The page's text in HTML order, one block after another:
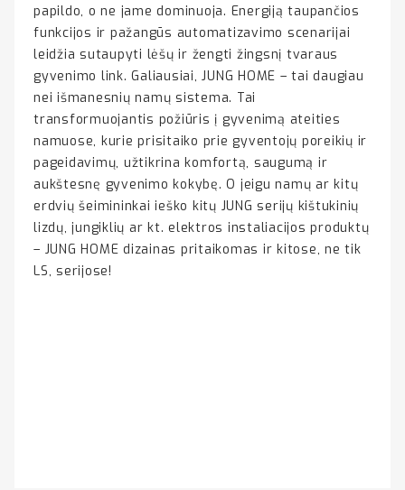
papildo, o ne jame dominuoja. Energiją taupančios
funkcijos ir pažangūs automatizavimo scenarijai
leidžia sutaupyti lėšų ir žengti žingsnį tvaraus
gyvenimo link. Galiausiai, JUNG HOME – tai daugiau
nei išmanesnių namų sistema. Tai
transformuojantis požiūris į gyvenimą ateities
namuose, kurie prisitaiko prie gyventojų poreikių ir
pageidavimų, užtikrina komfortą, saugumą ir
aukštesnę gyvenimo kokybę. O jeigu namų ar kitų
erdvių šeimininkai ieško kitų JUNG serijų kištukinių
lizdų, jungiklių ar kt. elektros instaliacijos produktų
– JUNG HOME dizainas pritaikomas ir kitose, ne tik
LS, serijose!